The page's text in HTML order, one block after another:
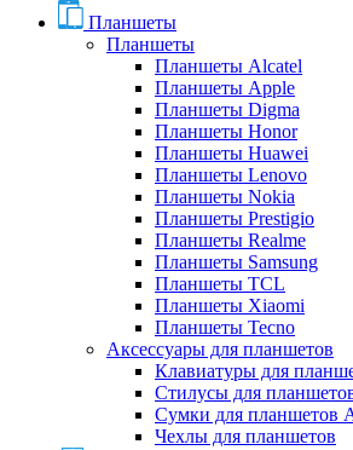
Планшеты
Планшеты
Планшеты Alcatel
Планшеты Apple
Планшеты Digma
Планшеты Honor
Планшеты Huawei
Планшеты Lenovo
Планшеты Nokia
Планшеты Prestigio
Планшеты Realme
Планшеты Samsung
Планшеты TCL
Планшеты Xiaomi
Планшеты Tecno
Аксессуары для планшетов
Клавиатуры для
Стилусы для
Сумки для планшетов
Чехлы для планшетов